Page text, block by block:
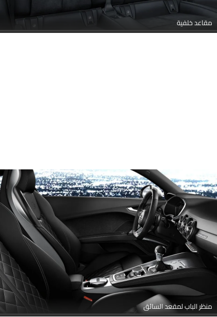
مقاعد خلفية
منظر الباب لمقعد السائق